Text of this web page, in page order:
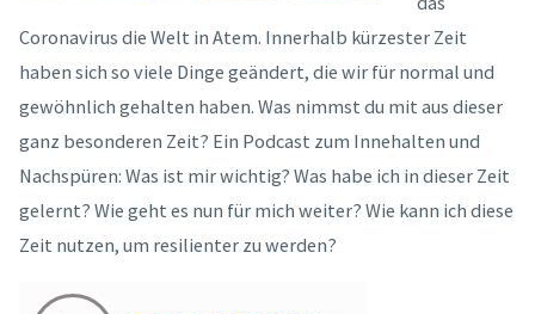
Coronavirus die Welt in Atem. Innerhalb kürzester Zeit
haben sich so viele Dinge geändert, die wir für normal und
gewöhnlich gehalten haben. Was nimmst du mit aus dieser
ganz besonderen Zeit? Ein Podcast zum Innehalten und
Nachspüren: Was ist mir wichtig? Was habe ich in dieser Zeit
gelernt? Wie geht es nun für mich weiter? Wie kann ich diese
Zeit nutzen, um resilienter zu werden?